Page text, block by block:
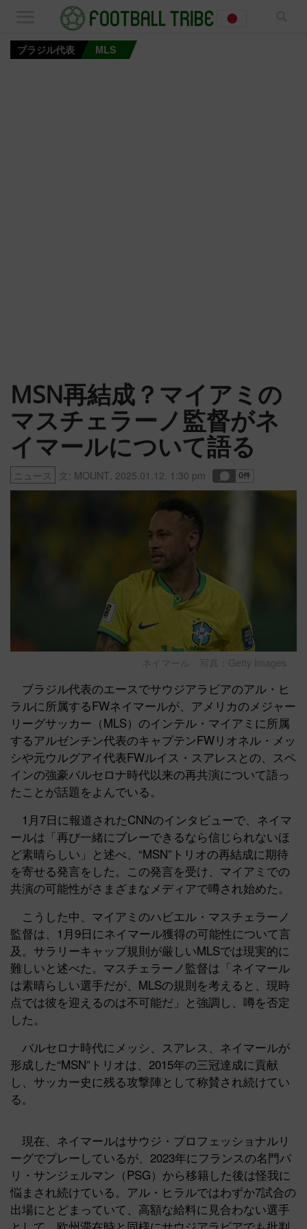
ブラジル代表 MLS
MSN再結成？マイアミの
マスチェラーノ監督がネ
イマールについて語る
ニュース 文: MOUNT 2025.01.12. 1:30 pm
ネイマール 写真：Getty Images
ブラジル代表のエースでサウジアラビアのアル・ヒ
ラルに所属するFWネイマールが、アメリカのメジャー
リーグサッカー（MLS）のインテル・マイアミに所属
するアルゼンチン代表のキャプテンFWリオネル・メッ
シや元ウルグアイ代表FWルイス・スアレスとの、スペ
インの強豪バルセロナ時代以来の再共演について語っ
たことが話題をよんでいる。
1月7日に報道されたCNNのインタビューで、ネイマ
ールは「再び一緒にプレーできるなら信じられないほ
ど素晴らしい」と述べ、“MSN”トリオの再結成に期待
を寄せる発言をした。この発言を受け、マイアミでの
共演の可能性がさまざまなメディアで噂され始めた。
こうした中、マイアミのハビエル・マスチェラーノ
監督は、1月9日にネイマール獲得の可能性について言
及。サラリーキャップ規則が厳しいMLSでは現実的に
難しいと述べた。マスチェラーノ監督は「ネイマール
は素晴らしい選手だが、MLSの規則を考えると、現時
点では彼を迎えるのは不可能だ」と強調し、噂を否定
した。
バルセロナ時代にメッシ、スアレス、ネイマールが
形成した“MSN”トリオは、2015年の三冠達成に貢献
し、サッカー史に残る攻撃陣として称賛され続けてい
る。
現在、ネイマールはサウジ・プロフェッショナルリ
ーグでプレーしているが、2023年にフランスの名門パ
リ・サンジェルマン（PSG）から移籍した後は怪我に
悩まされ続けている。アル・ヒラルではわずか7試合の
出場にとどまっていて、高額な給料に見合わない選手